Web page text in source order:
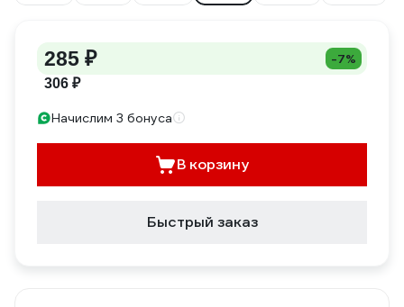
285 ₽ -7%
306 ₽
Начислим 3 бонуса
В корзину
Быстрый заказ